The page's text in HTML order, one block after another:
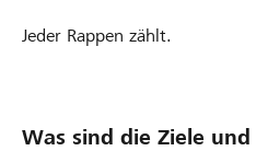
Jeder Rappen zählt.
Was sind die Ziele